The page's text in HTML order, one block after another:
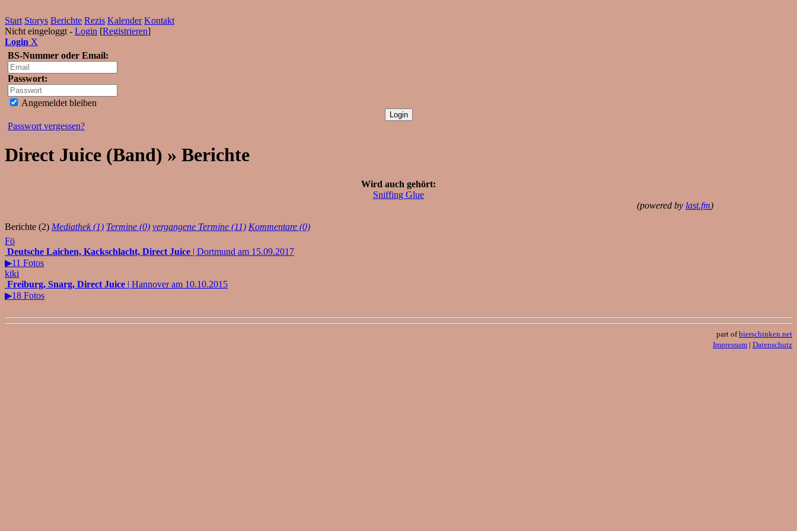
Start Storys Berichte Rezis Kalender Kontakt
Nicht eingeloggt - Login [Registrieren]
Login X
BS-Nummer oder Email:
Passwort:
Angemeldet bleiben
Passwort vergessen?
Direct Juice (Band) » Berichte
Wird auch gehört:
Sniffing Glue
(powered by last.fm)
Berichte (2) Mediathek (1) Termine (0) vergangene Termine (11) Kommentare (0)
Fö
Deutsche Laichen, Kackschlacht, Direct Juice | Dortmund am 15.09.2017
▶11 Fotos
kiki
Freiburg, Snarg, Direct Juice | Hannover am 10.10.2015
▶18 Fotos
part ofbierschinken.net
Impressum | Datenschutz